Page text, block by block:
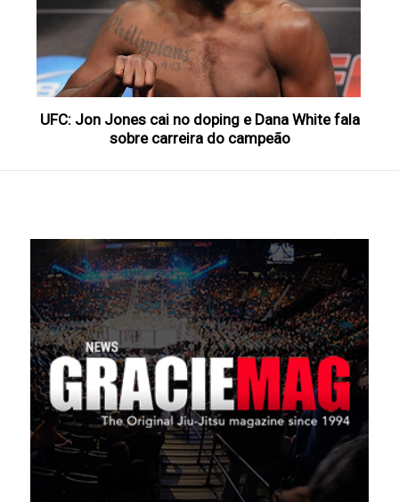
UFC: Jon Jones cai no doping e Dana White fala
sobre carreira do campeão